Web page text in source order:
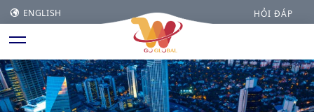
ENGLISH HỎI ĐÁP